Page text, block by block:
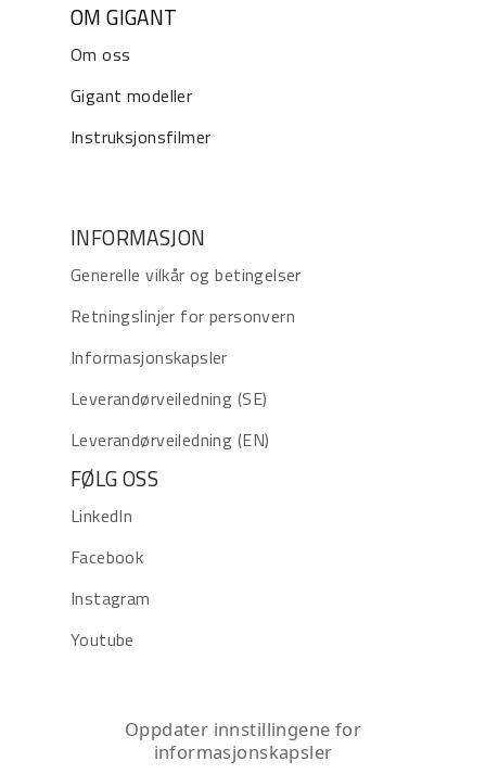
OM GIGANT
Om oss
Gigant modeller
Instruksjonsfilmer
INFORMASJON
Generelle vilkår og betingelser
Retningslinjer for personvern
Informasjonskapsler
Leverandørveiledning (SE)
Leverandørveiledning (EN)
FØLG OSS
LinkedIn
Facebook
Instagram
Youtube
Oppdater innstillingene for
informasjonskapsler